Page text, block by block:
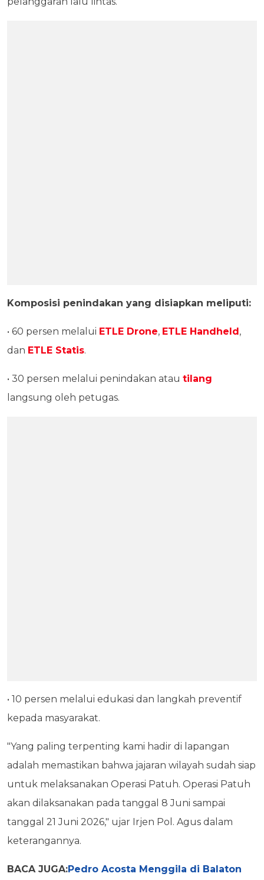
Komposisi penindakan yang disiapkan meliputi:
• 60 persen melalui ETLE Drone, ETLE Handheld,
dan ETLE Statis.
• 30 persen melalui penindakan atau tilang
langsung oleh petugas.
• 10 persen melalui edukasi dan langkah preventif
kepada masyarakat.
"Yang paling terpenting kami hadir di lapangan
adalah memastikan bahwa jajaran wilayah sudah siap
untuk melaksanakan Operasi Patuh. Operasi Patuh
akan dilaksanakan pada tanggal 8 Juni sampai
tanggal 21 Juni 2026," ujar Irjen Pol. Agus dalam
keterangannya.
BACA JUGA:Pedro Acosta Menggila di Balaton